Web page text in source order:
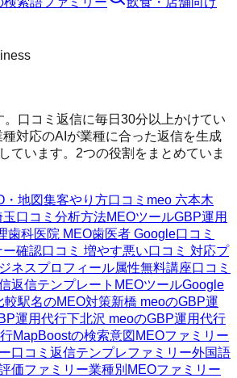
。口コミ返信に毎日30分以上かけてい
対応のAIが業種に合った返信を生成
ています。2つの役割をまとめていま
・地図集客やり方口コミ meo 六本木
玉口コミ分析方法MEOツールGBP運用
歯科医院 MEO歯医者 Google口コミ
ー確認口コミ 増やす悪い口コミ 対応プ
ネスプロフィール属性無料講座口コミ
返信テンプレート MEOツールGoogle
較駅名のMEO対策新橋 meoのGBP運
運用代行下北沢 meoのGBP運用代行
MapBoostの検索意図 MEOファミリー
口コミ返信テンプレファミリー外国語
価ファミリー業種別MEOファミリー